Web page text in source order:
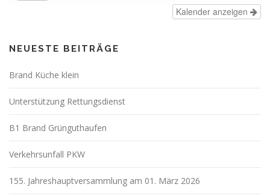
Kalender anzeigen
NEUESTE BEITRÄGE
Brand Küche klein
Unterstützung Rettungsdienst
B1 Brand Grünguthaufen
Verkehrsunfall PKW
155. Jahreshauptversammlung am 01. März 2026